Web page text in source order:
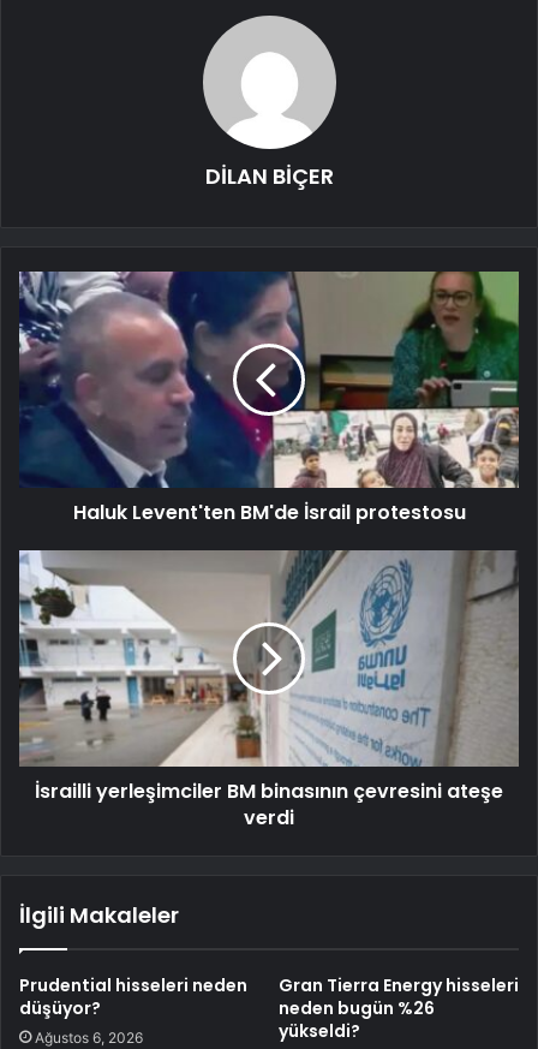
DİLAN BİÇER
Haluk Levent'ten BM'de İsrail protestosu
İsrailli yerleşimciler BM binasının çevresini ateşe
verdi
İlgili Makaleler
Prudential hisseleri neden
düşüyor?
Ağustos 6, 2026
Gran Tierra Energy hisseleri
neden bugün %26
yükseldi?